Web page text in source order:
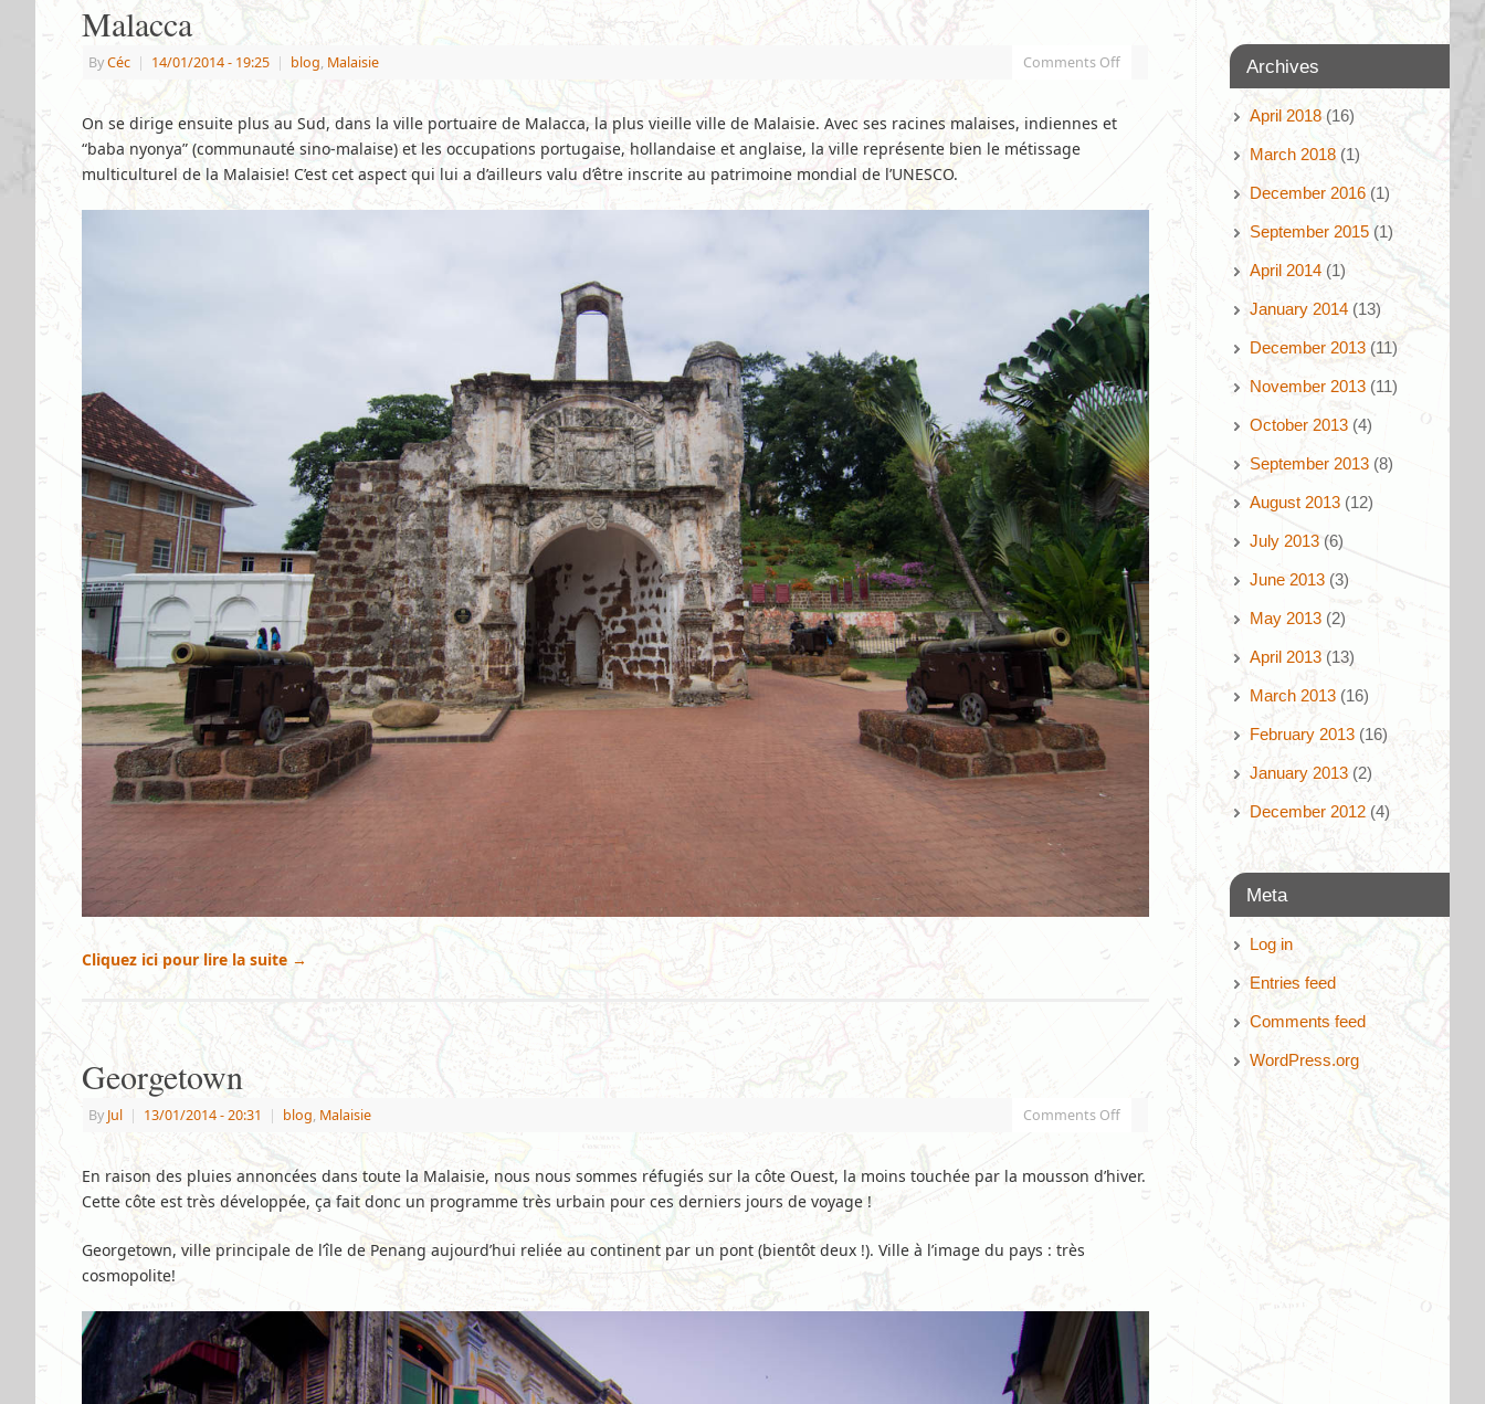
Malacca
ByCéc | 14/01/2014- 19:25 | blog, Malaisie Comments Off
On se dirige ensuite plus au Sud, dans la ville portuaire de Malacca, la plus vieille ville de Malaisie. Avec ses racines malaises, indiennes et
“baba nyonya” (communauté sino-malaise) et les occupations portugaise, hollandaise et anglaise, la ville représente bien le métissage
multiculturel de la Malaisie! C’est cet aspect qui lui a d’ailleurs valu d’être inscrite au patrimoine mondial de l’UNESCO.
Cliquez ici pour lire la suite →
Georgetown
By Jul | 13/01/2014- 20:31 | blog, Malaisie Comments Off
En raison des pluies annoncées dans toute la Malaisie, nous nous sommes réfugiés sur la côte Ouest, la moins touchée par la mousson d’hiver.
Cette côte est très développée, ça fait donc un programme très urbain pour ces derniers jours de voyage !
Georgetown, ville principale de l’île de Penang aujourd’hui reliée au continent par un pont (bientôt deux !). Ville à l’image du pays : très
cosmopolite!
Archives
April 2018 (16)
March 2018 (1)
December 2016 (1)
September 2015 (1)
April 2014 (1)
January 2014 (13)
December 2013 (11)
November 2013 (11)
October 2013 (4)
September 2013 (8)
August 2013 (12)
July 2013 (6)
June 2013 (3)
May 2013 (2)
April 2013 (13)
March 2013 (16)
February 2013 (16)
January 2013 (2)
December 2012 (4)
Meta
Log in
Entries feed
Comments feed
WordPress.org